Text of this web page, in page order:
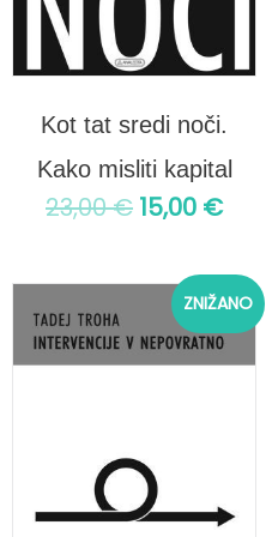
Kot tat sredi noči.
Kako misliti kapital
23,00€ 15,00 €
ZNIŽANO
Izvirna
cena
je
cena
je: